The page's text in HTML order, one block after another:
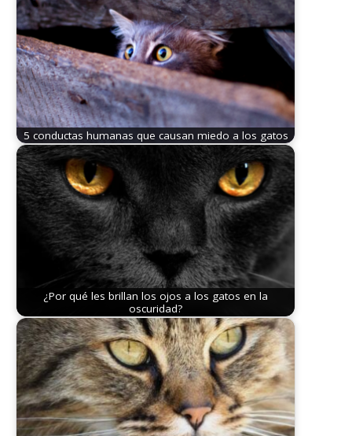
5 conductas humanas que causan miedo a los gatos
¿Por qué les brillan los ojos a los gatos en la
oscuridad?